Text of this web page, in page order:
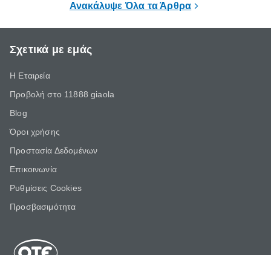
Ανακάλυψε Όλα τα Άρθρα
Σχετικά με εμάς
Η Εταιρεία
Προβολή στο 11888 giaola
Blog
Όροι χρήσης
Προστασία Δεδομένων
Επικοινωνία
Ρυθμίσεις Cookies
Προσβασιμότητα